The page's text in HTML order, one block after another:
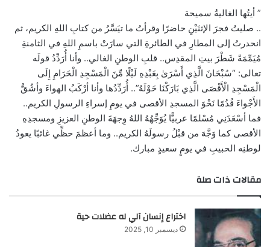
” أيتُها الغاليةُ سميحة
.. صليتُ فجرَ الإثنَيْنِ حاضرًا وقرأتُ ما تيَسَّرُ من كتابِ اللهِ الكريم، ثم
انحدرتُ إلى المطارِ في الطائرةِ التي سارَتْ باسمِ اللهِ في الثامنةِ
مُيَمِّمَةً شَطْرَ بيتِ المقدِس.. قلبِ الوطنِ الغالي.. وأنا أُرَدِّدُ قولَه
تعالى: “سُبْحَانَ الَّذِي أَسْرَىٰ بِعَبْدِهِ لَيْلًا مِّنَ الْمَسْجِدِ الْحَرَامِ إِلَى
الْمَسْجِدِ الْأَقْصَى الَّذِي بَارَكْنَا حَوْلَهُ”.. أُرَدِّدُها وأنا أرْكَبُ الهواءَ وأشُقُّ
الأَجْواءَ قُدُمًا نَحْوَ المسجدِ الأقصى في يومِ إسراءِ الرسولِ الكريم..
فما أسْعَدَنِي مُسْلمًا عربيًّا يُوَجِّهُهُ اللهُ وِجهَةَ الوطنِ العزيزِ ومسجدِهِ
الأقصى كما وَجَّهَ من قبْلُ رسولَهُ الكريم.. وما أعظمَ حظِّي غائبًا يعودُ
لوطنِه الحبيبِ في يومٍ سعيدٍ مبارك.
مقالات ذات صلة
اختراع إنسان آلي له عضلات حية
ديسمبر 10, 2025